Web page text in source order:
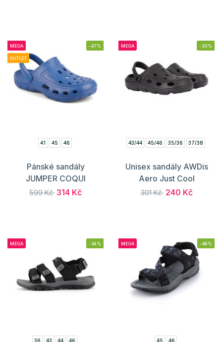
MEGA
OUTLET
-47%
41 45 46
Pánské sandály
JUMPER COQUI
599 Kč 314 Kč
MEGA -20%
43/44 45/46 35/36 37/38
Unisex sandály AWDis
Aero Just Cool
301 Kč 240 Kč
MEGA -34%
36 43 44 46
MEGA -46%
45 46